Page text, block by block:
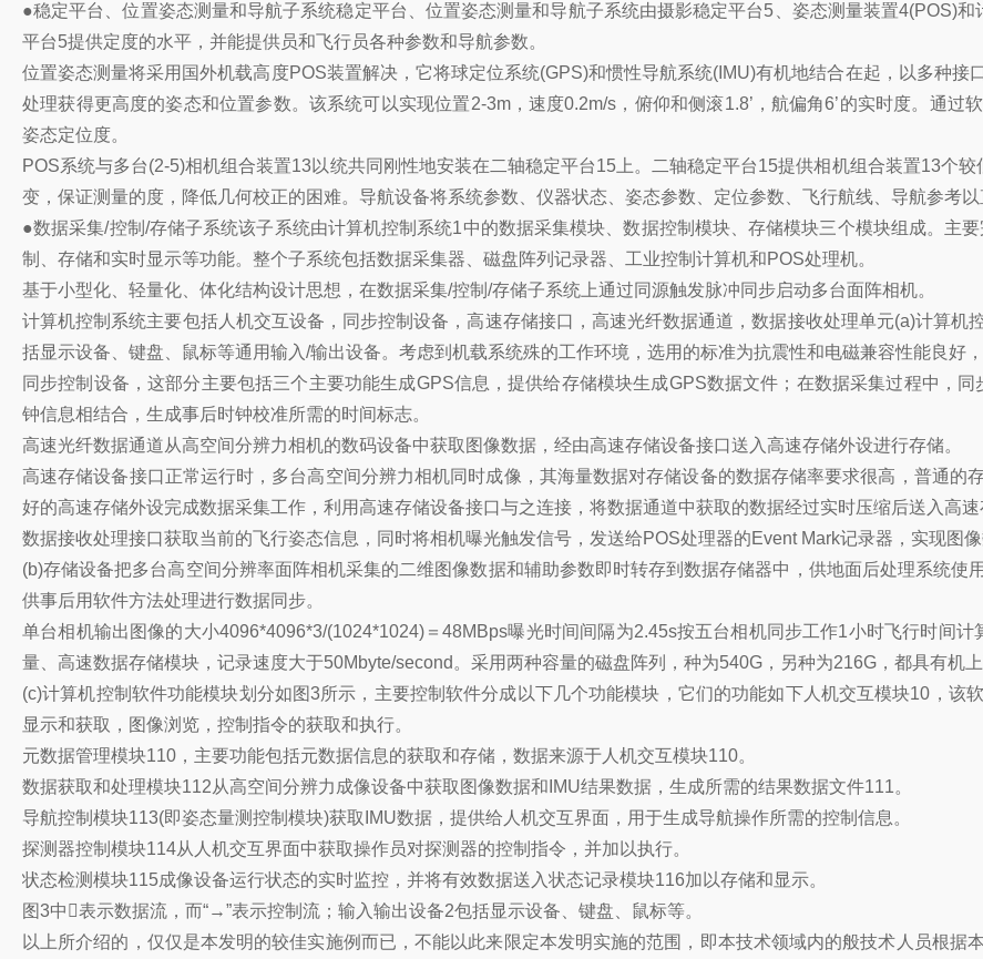
●稳定平台、位置姿态测量和导航子系统稳定平台、位置姿态测量和导航子系统由摄影稳定平台5、姿态测量装置4(POS)
平台5提供定度的水平，并能提供员和飞行员各种参数和导航参数。
位置姿态测量将采用国外机载高度POS装置解决，它将球定位系统(GPS)和惯性导航系统(IMU)有机地结合在起，以多种
处理获得更高度的姿态和位置参数。该系统可以实现位置2-3m，速度0.2m/s，俯仰和侧滚1.8’，航偏角6’的实时度。通过
姿态定位度。
POS系统与多台(2-5)相机组合装置13以统共同刚性地安装在二轴稳定平台15上。二轴稳定平台15提供相机组合装置13个
变，保证测量的度，降低几何校正的困难。导航设备将系统参数、仪器状态、姿态参数、定位参数、飞行航线、导航参考以
●数据采集/控制/存储子系统该子系统由计算机控制系统1中的数据采集模块、数据控制模块、存储模块三个模块组成。主
制、存储和实时显示等功能。整个子系统包括数据采集器、磁盘阵列记录器、工业控制计算机和POS处理机。
基于小型化、轻量化、体化结构设计思想，在数据采集/控制/存储子系统上通过同源触发脉冲同步启动多台面阵相机。
计算机控制系统主要包括人机交互设备，同步控制设备，高速存储接口，高速光纤数据通道，数据接收处理单元(a)计算
括显示设备、键盘、鼠标等通用输入/输出设备。考虑到机载系统殊的工作环境，选用的标准为抗震性和电磁兼容性能良好
同步控制设备，这部分主要包括三个主要功能生成GPS信息，提供给存储模块生成GPS数据文件；在数据采集过程中，
钟信息相结合，生成事后时钟校准所需的时间标志。
高速光纤数据通道从高空间分辨力相机的数码设备中获取图像数据，经由高速存储设备接口送入高速存储外设进行存储。
高速存储设备接口正常运行时，多台高空间分辨力相机同时成像，其海量数据对存储设备的数据存储率要求很高，普通
好的高速存储外设完成数据采集工作，利用高速存储设备接口与之连接，将数据通道中获取的数据经过实时压缩后送入高速
数据接收处理接口获取当前的飞行姿态信息，同时将相机曝光触发信号，发送给POS处理器的Event Mark记录器，实现图像
(b)存储设备把多台高空间分辨率面阵相机采集的二维图像数据和辅助参数即时转存到数据存储器中，供地面后处理系统
供事后用软件方法处理进行数据同步。
单台相机输出图像的大小4096*4096*3/(1024*1024)＝48MBps曝光时间间隔为2.45s按五台相机同步工作1小时飞行时间
量、高速数据存储模块，记录速度大于50Mbyte/second。采用两种容量的磁盘阵列，种为540G，另种为216G，都具有机
(c)计算机控制软件功能模块划分如图3所示，主要控制软件分成以下几个功能模块，它们的功能如下人机交互模块10，
显示和获取，图像浏览，控制指令的获取和执行。
元数据管理模块110，主要功能包括元数据信息的获取和存储，数据来源于人机交互模块110。
数据获取和处理模块112从高空间分辨力成像设备中获取图像数据和IMU结果数据，生成所需的结果数据文件111。
导航控制模块113(即姿态量测控制模块)获取IMU数据，提供给人机交互界面，用于生成导航操作所需的控制信息。
探测器控制模块114从人机交互界面中获取操作员对探测器的控制指令，并加以执行。
状态检测模块115成像设备运行状态的实时监控，并将有效数据送入状态记录模块116加以存储和显示。
图3中表示数据流，而“→”表示控制流；输入输出设备2包括显示设备、键盘、鼠标等。
以上所介绍的，仅仅是本发明的较佳实施例而已，不能以此来限定本发明实施的范围，即本技术领域内的般技术人员根